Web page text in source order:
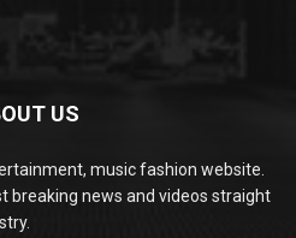
US
music fashion website.
breaking news and videos straight